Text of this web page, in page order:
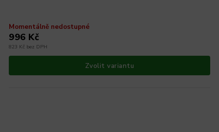
Momentálně nedostupné
823 Kč bez DPH
996 Kč
Zvolit variantu